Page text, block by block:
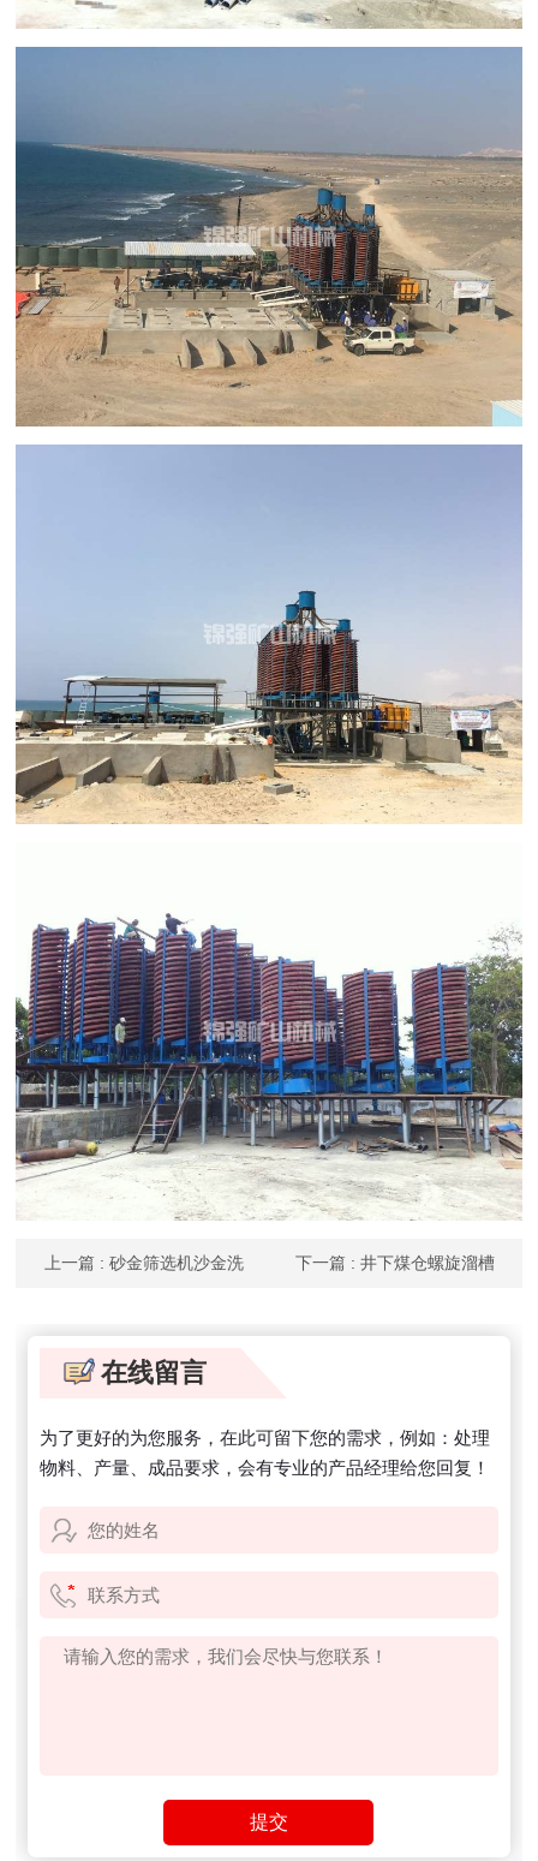
上一篇 : 砂金筛选机沙金洗
下一篇 : 井下煤仓螺旋溜槽
在线留言
为了更好的为您服务，在此可留下您的需求，例如：处理
物料、产量、成品要求，会有专业的产品经理给您回复！